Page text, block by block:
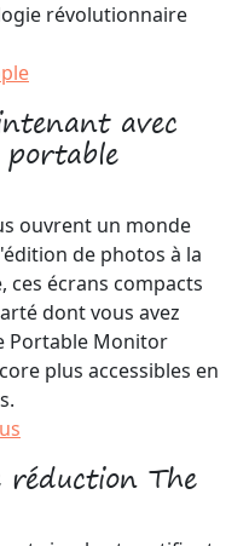
révolutionnaire
avec
ouvrent un monde
de photos à la
écrans compacts
dont vous avez
Portable Monitor
plus accessibles en
réduction The